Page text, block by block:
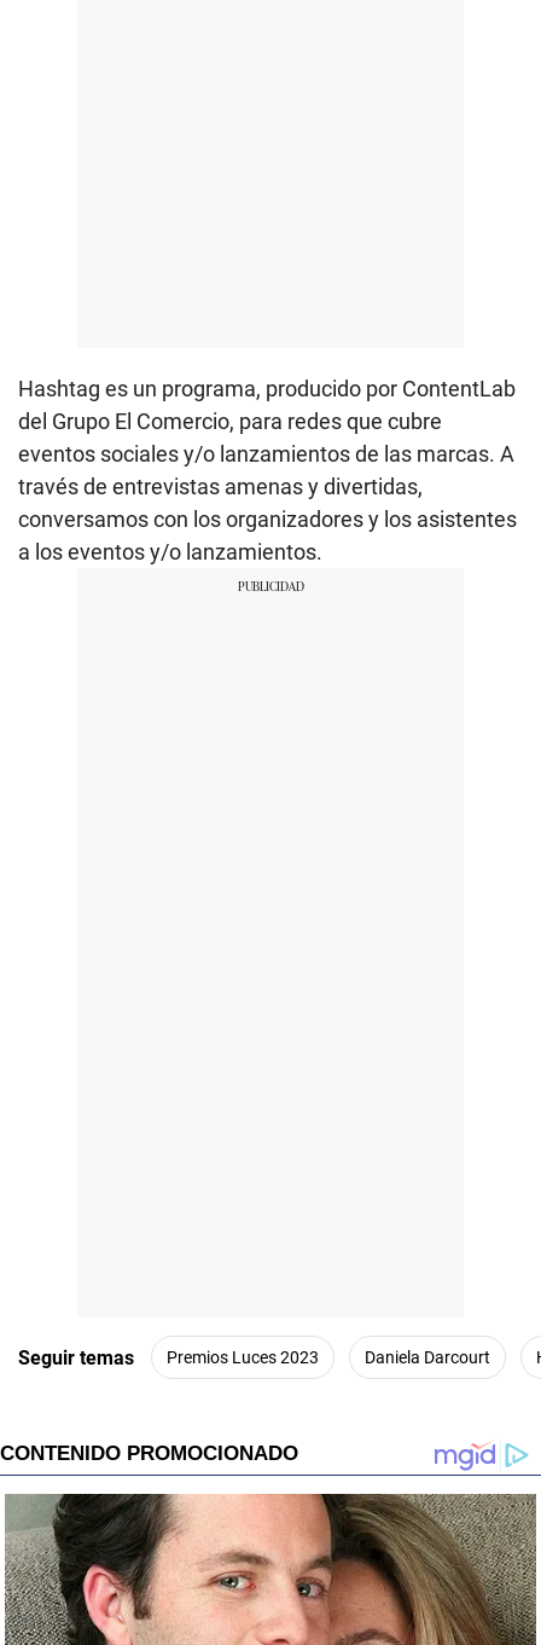
Hashtag es un programa, producido por ContentLab
del Grupo El Comercio, para redes que cubre
eventos sociales y/o lanzamientos de las marcas. A
través de entrevistas amenas y divertidas,
conversamos con los organizadores y los asistentes
a los eventos y/o lanzamientos.
Seguir temas Premios Luces 2023 Daniela Darcourt